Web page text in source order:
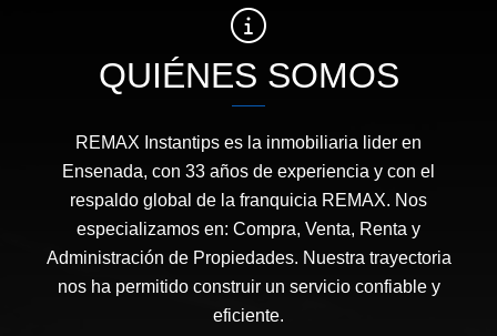
QUIÉNES SOMOS
REMAX Instantips es la inmobiliaria lider en
Ensenada, con 33 años de experiencia y con el
respaldo global de la franquicia REMAX. Nos
especializamos en: Compra, Venta, Renta y
Administración de Propiedades. Nuestra trayectoria
nos ha permitido construir un servicio confiable y
eficiente.